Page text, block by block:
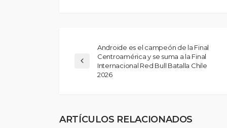
Androide es el campeón de la Final
Centroamérica y se suma a la Final
Internacional Red Bull Batalla Chile
2026
ARTÍCULOS RELACIONADOS